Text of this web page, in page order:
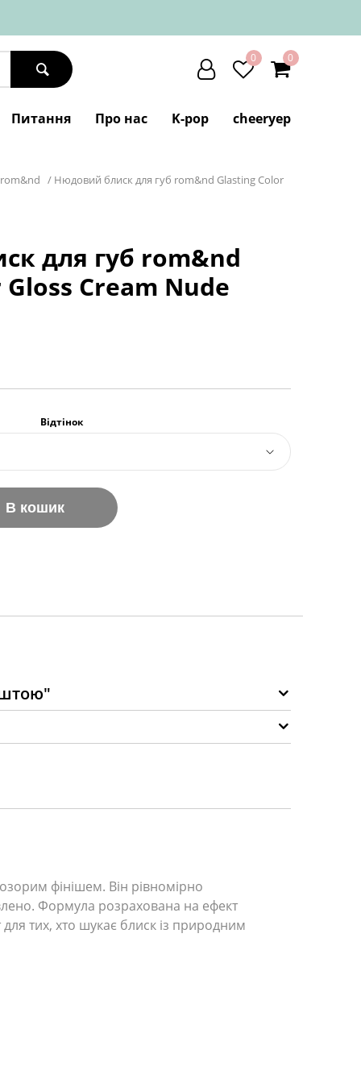
0 0
Питання Про нас K-pop cheeryep
rom&nd / Нюдовий блиск для губ rom&nd Glasting Color
для губ rom&nd
Cream Nude
Відтінок
В кошик
фінішем. Він рівномірно
Формула розрахована на ефект
тих, хто шукає блиск із природним